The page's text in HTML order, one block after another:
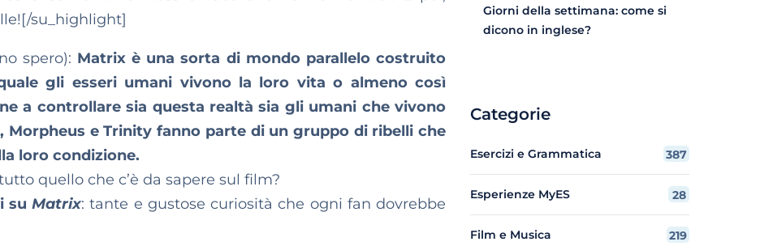
su_highlight]
spero): Matrix è una sorta di mondo parallelo costruito
gli esseri umani vivono la loro vita o almeno così
a controllare sia questa realtà sia gli umani che vivono
Morpheus e Trinity fanno parte di un gruppo di ribelli che
loro condizione.
quello che c’è da sapere sul film?
suMatrix: tante e gustose curiosità che ogni fan dovrebbe
Giorni della settimana: come si
dicono in inglese?
Categorie
Esercizi e Grammatica 387
Esperienze MyES 28
Film e Musica 219